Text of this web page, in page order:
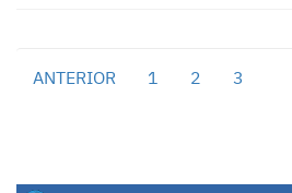
ANTERIOR 1 2 3